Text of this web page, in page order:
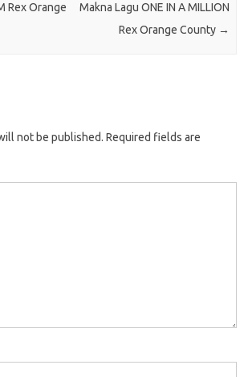
Rex Orange
Makna Lagu ONE IN A MILLION
Rex Orange County →
not be published. Required fields are